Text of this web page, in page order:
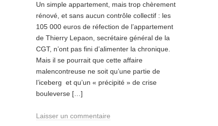
Un simple appartement, mais trop chèrement
rénové, et sans aucun contrôle collectif : les
105 000 euros de réfection de l’appartement
de Thierry Lepaon, secrétaire général de la
CGT, n’ont pas fini d’alimenter la chronique.
Mais il se pourrait que cette affaire
malencontreuse ne soit qu’une partie de
l’iceberg et qu’un « précipité » de crise
bouleverse […]
Laisser un commentaire